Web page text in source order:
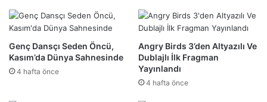
Genç Dansçı Seden Öncü,
Kasım’da Dünya Sahnesinde
4 hafta önce
Angry Birds 3’den Altyazılı Ve
Dublajlı İlk Fragman
Yayınlandı
4 hafta önce